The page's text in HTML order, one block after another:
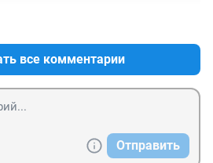
все комментарии
Отправить